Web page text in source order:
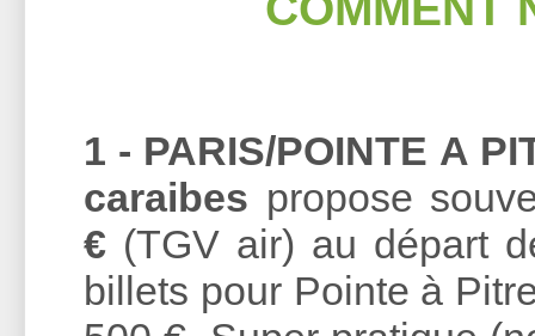
1 - PARIS/POINTE A
caraibes propose
€ (TGV air) au départ
billets pour Pointe à